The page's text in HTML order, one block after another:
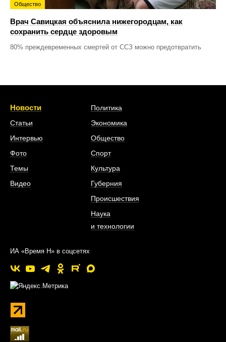
Общество
Врач Савицкая объяснила нижегородцам, как
сохранить сердце здоровым
80% преждевременных смертей от ССЗ можно предотвратить
Новости
Статьи
Интервью
Фото
Темы
Видео
Политика
Экономика
Общество
Спорт
Культура
Губерния
Происшествия
Наука
и технологии
ИА «Время Н» в соцсетях